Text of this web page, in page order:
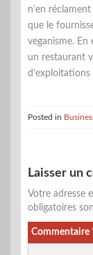
n’en
que le
veganisme. En
un restaurant
Posted in
Laisser un
Votre adresse
obligatoires
Commentaire